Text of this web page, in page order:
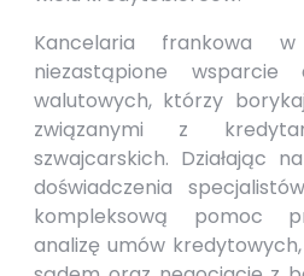
Kancelaria frankowa
niezastąpione wsparcie
walutowych, którzy
związanymi z
szwajcarskich. Działając
doświadczenia
kompleksową pomoc
analizę umów